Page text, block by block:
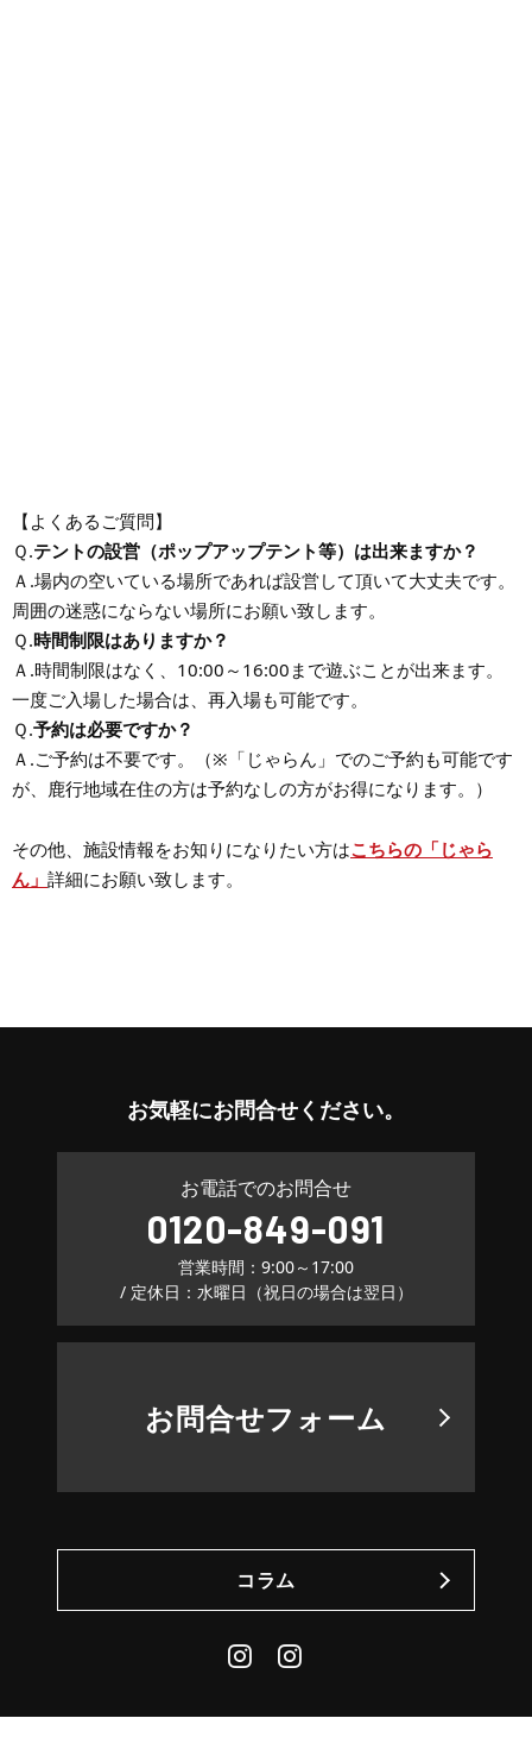
【よくあるご質問】
Ｑ.テントの設営（ポップアップテント等）は出来ますか？
Ａ.場内の空いている場所であれば設営して頂いて大丈夫です。
周囲の迷惑にならない場所にお願い致します。
Ｑ.時間制限はありますか？
Ａ.時間制限はなく、10:00～16:00まで遊ぶことが出来ます。
一度ご入場した場合は、再入場も可能です。
Ｑ.予約は必要ですか？
Ａ.ご予約は不要です。（※「じゃらん」でのご予約も可能です
が、鹿行地域在住の方は予約なしの方がお得になります。）
その他、施設情報をお知りになりたい方はこちらの「じゃら
ん」 詳細にお願い致します。
お気軽にお問合せください。
お電話でのお問合せ
0120-849-091
営業時間：9:00～17:00
/ 定休日：水曜日（祝日の場合は翌日）
お問合せフォーム
コラム
Instagram